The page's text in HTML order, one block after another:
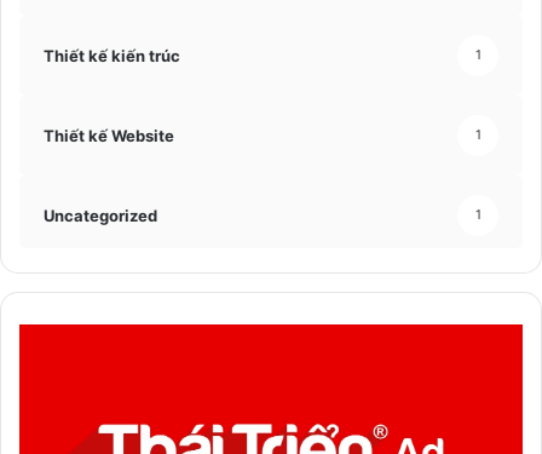
Thiết kế kiến trúc 1
Thiết kế Website 1
Uncategorized 1